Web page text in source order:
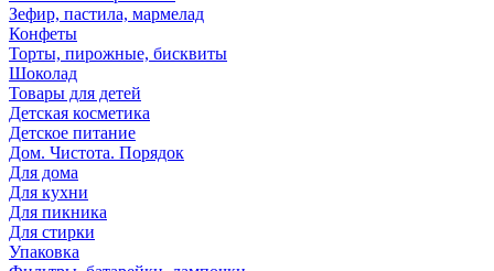
Зефир, пастила, мармелад
Конфеты
Торты, пирожные, бисквиты
Шоколад
Товары для детей
Детская косметика
Детское питание
Дом. Чистота. Порядок
Для дома
Для кухни
Для пикника
Для стирки
Упаковка